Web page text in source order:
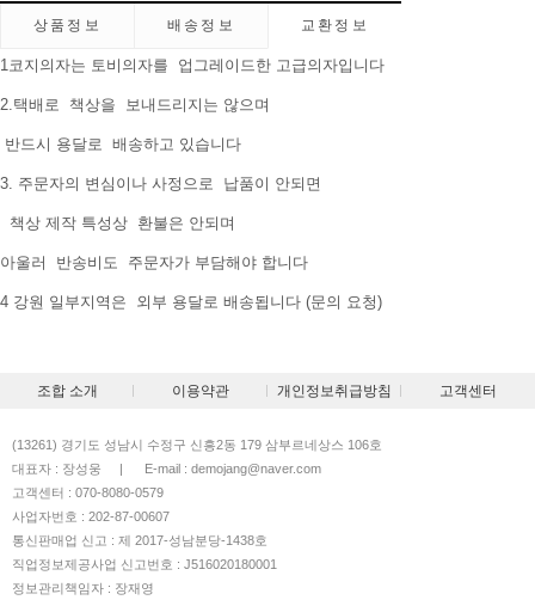
상품정보 배송정보 교환정보
1코지의자는 토비의자를 업그레이드한 고급의자입니다
2.택배로 책상을 보내드리지는 않으며
반드시 용달로 배송하고 있습니다
3. 주문자의 변심이나 사정으로 납품이 안되면
책상 제작 특성상 환불은 안되며
아울러 반송비도 주문자가 부담해야 합니다
4 강원 일부지역은 외부 용달로 배송됩니다 (문의 요청)
조합 소개 이용약관 개인정보취급방침 고객센터
(13261) 경기도 성남시 수정구 신흥2동 179 삼부르네상스 106호
대표자 : 장성웅
|
E-mail : demojang@naver.com
고객센터 : 070-8080-0579
사업자번호 : 202-87-00607
통신판매업 신고 : 제 2017-성남분당-1438호
직업정보제공사업 신고번호 : J516020180001
정보관리책임자 : 장재영